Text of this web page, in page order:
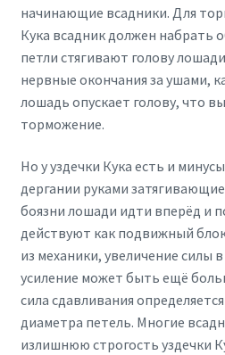
начинающие всадники. Для
Кука всадник должен набрать
петли стягивают голову
нервные окончания за ушами,
лошадь опускает голову, что
торможение.
Но у уздечки Кука есть и
дергании руками
боязни лошади идти вперёд и
действуют как подвижный
из механики, увеличение силы
усиление может быть ещё
сила сдавливания
диаметра петель. Многие
излишнюю строгость уздечки